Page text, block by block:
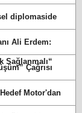
diplomaside
Ali Erdem:
Sağlanmalı“
Çağrısı
Motor'dan